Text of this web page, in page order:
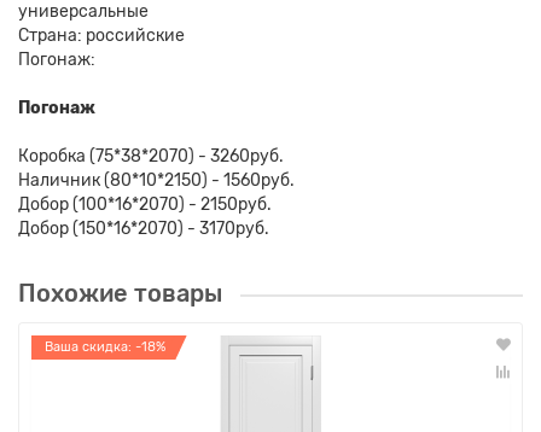
универсальные
Страна: российские
Погонаж:
Погонаж
Коробка (75*38*2070) - 3260руб.
Наличник (80*10*2150) - 1560руб.
Добор (100*16*2070) - 2150руб.
Добор (150*16*2070) - 3170руб.
Похожие товары
Ваша скидка: -18%